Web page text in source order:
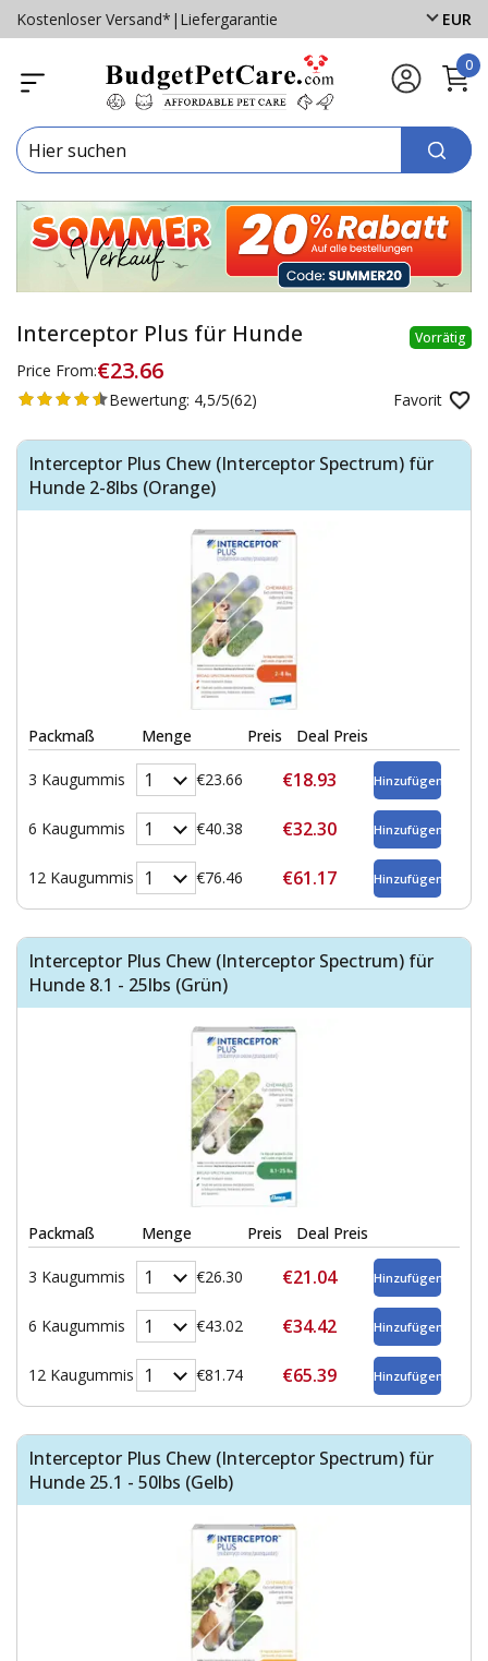
Kostenloser Versand* | Liefergarantie EUR
0
Vorrätig
Interceptor Plus für Hunde
Price From:€23.66
Favorit
Bewertung: 4,5/5(62)
Interceptor Plus Chew (Interceptor Spectrum) für
Hunde 2-8lbs (Orange)
Packmaß Menge Preis Deal Preis
3 Kaugummis €23.66 €18.93
6 Kaugummis €40.38 €32.30
12 Kaugummis €76.46 €61.17
Interceptor Plus Chew (Interceptor Spectrum) für
Hunde 8.1 - 25lbs (Grün)
Packmaß Menge Preis Deal Preis
3 Kaugummis €26.30 €21.04
6 Kaugummis €43.02 €34.42
12 Kaugummis €81.74 €65.39
Interceptor Plus Chew (Interceptor Spectrum) für
Hunde 25.1 - 50lbs (Gelb)